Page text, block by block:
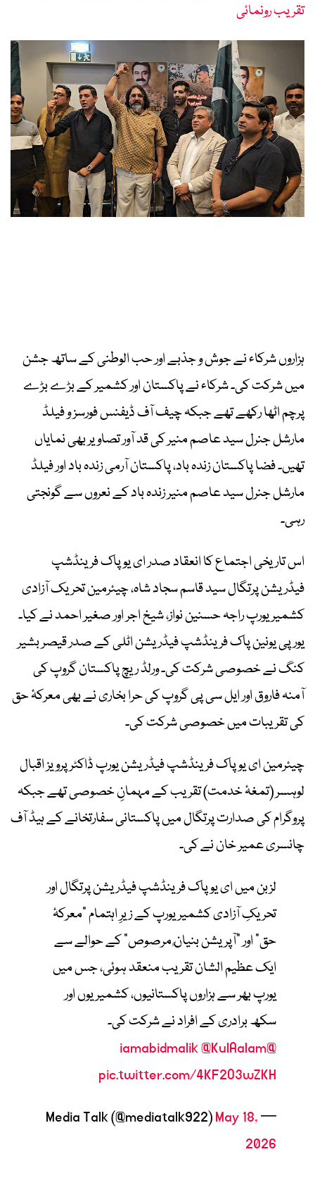
تقریب رونمائی
ہزاروں شرکاء نے جوش و جذبے اور حب الوطنی کے ساتھ جشن
میں شرکت کی۔ شرکاء نے پاکستان اور کشمیر کے بڑے بڑے
پرچم اٹھا رکھے تھے جبکہ چیف آف ڈیفنس فورسز و فیلڈ
مارشل جنرل سید عاصم منیر کی قد آور تصاویر بھی نمایاں
تھیں۔ فضا پاکستان زندہ باد، پاکستان آرمی زندہ باد اور فیلڈ
مارشل جنرل سید عاصم منیر زندہ باد کے نعروں سے گونجتی
رہی۔
اس تاریخی اجتماع کا انعقاد صدر ای یو پاک فرینڈشپ
فیڈریشن پرتگال سید قاسم سجاد شاہ، چیئرمین تحریک آزادی
کشمیر یورپ راجہ حسنین نواز، شیخ اجر اور صغیر احمد نے کیا۔
یورپی یونین پاک فرینڈشپ فیڈریشن اٹلی کے صدر قیصر بشیر
کنگ نے خصوصی شرکت کی۔ ورلڈ ریچ پاکستان گروپ کی
آمنہ فاروق اور ایل سی پی گروپ کی حرا بخاری نے بھی معرکۂ حق
کی تقریبات میں خصوصی شرکت کی۔
چیئرمین ای یو پاک فرینڈشپ فیڈریشن یورپ ڈاکٹر پرویز اقبال
لوہسر (تمغۂ خدمت) تقریب کے مہمانِ خصوصی تھے جبکہ
پروگرام کی صدارت پرتگال میں پاکستانی سفارتخانے کے ہیڈ آف
چانسری عمیر خان نے کی۔
لزبن میں ای یو پاک فرینڈشپ فیڈریشن پرتگال اور
تحریکِ آزادی کشمیر یورپ کے زیرِ اہتمام “معرکۂ
حق” اور “آپریشن بنیانٌ مرصوص” کے حوالے سے
ایک عظیم الشان تقریب منعقد ہوئی، جس میں
یورپ بھر سے ہزاروں پاکستانیوں، کشمیریوں اور
سکھ برادری کے افراد نے شرکت کی۔
@iamabidmalik
@KulAalam
pic.twitter.com/4KF2O3wZKH
— Media Talk (@mediatalk922)
May 18,
2026